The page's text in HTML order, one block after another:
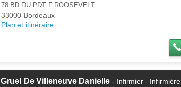
78 BD DU PDT F ROOSEVELT
33000 Bordeaux
Plan et itinéraire
Gruel De Villeneuve Danielle - Infirmier - Infirmière